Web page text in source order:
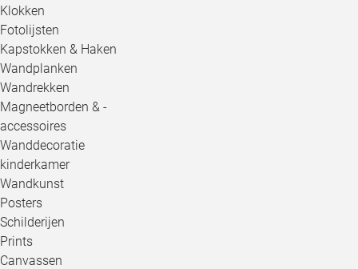
Klokken
Fotolijsten
Kapstokken & Haken
Wandplanken
Wandrekken
Magneetborden & -
accessoires
Wanddecoratie
kinderkamer
Wandkunst
Posters
Schilderijen
Prints
Canvassen